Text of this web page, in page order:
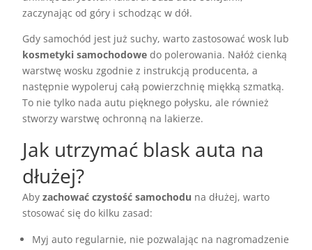
zaczynając od góry i schodząc w dół.
Gdy samochód jest już suchy, warto zastosować wosk lub
kosmetyki samochodowe do polerowania. Nałóż cienką
warstwę wosku zgodnie z instrukcją producenta, a
następnie wypoleruj całą powierzchnię miękką szmatką.
To nie tylko nada autu pięknego połysku, ale również
stworzy warstwę ochronną na lakierze.
Jak utrzymać blask auta na
dłużej?
Abyzachować czystość samochodu na dłużej, warto
stosować się do kilku zasad:
Myj auto regularnie, nie pozwalając na nagromadzenie